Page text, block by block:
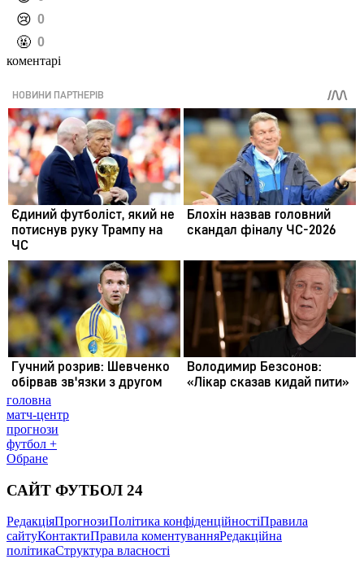
️😢 0
️🤬 0
коментарі
головна
матч-центр
прогнози
футбол +
Обране
САЙТ ФУТБОЛ 24
РедакціяПрогнозиПолітика конфіденційностіПравила
сайтуКонтактиПравила коментуванняРедакційна
політикаСтруктура власності